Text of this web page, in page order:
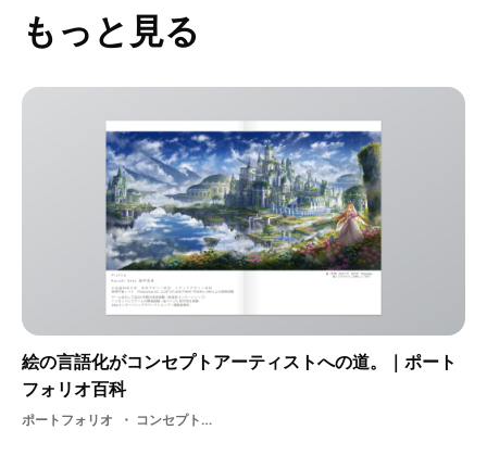
もっと見る
絵の言語化がコンセプトアーティストへの道。｜ポート
フォリオ百科
ポートフォリオ コンセプトアーティスト